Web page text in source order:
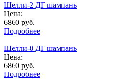
Шелли-2 ДГ шампань
Цена:
6860 руб.
Подробнее
Шелли-8 ДГ шампань
Цена:
6860 руб.
Подробнее